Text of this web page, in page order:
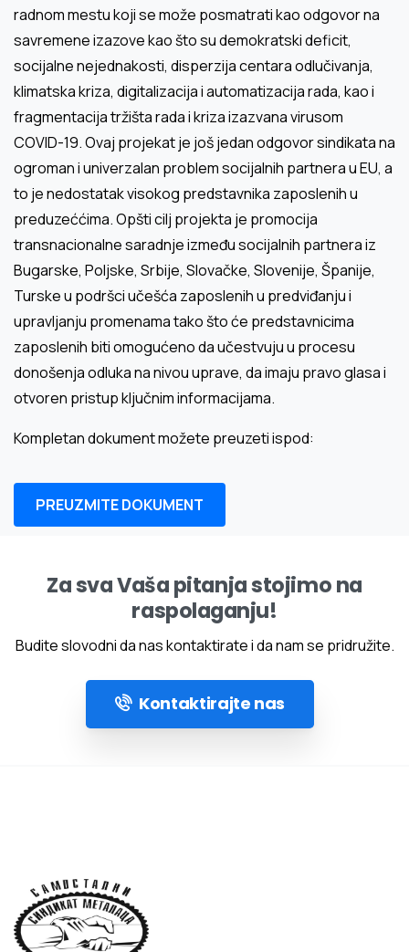
radnom mestu koji se može posmatrati kao odgovor na
savremene izazove kao što su demokratski deficit,
socijalne nejednakosti, disperzija centara odlučivanja,
klimatska kriza, digitalizacija i automatizacija rada, kao i
fragmentacija tržišta rada i kriza izazvana virusom
COVID-19. Ovaj projekat je još jedan odgovor sindikata na
ogroman i univerzalan problem socijalnih partnera u EU, a
to je nedostatak visokog predstavnika zaposlenih u
preduzeććima. Opšti cilj projekta je promocija
transnacionalne saradnje između socijalnih partnera iz
Bugarske, Poljske, Srbije, Slovačke, Slovenije, Španije,
Turske u podršci učešća zaposlenih u predviđanju i
upravljanju promenama tako što će predstavnicima
zaposlenih biti omogućeno da učestvuju u procesu
donošenja odluka na nivou uprave, da imaju pravo glasa i
otvoren pristup ključnim informacijama.
Kompletan dokument možete preuzeti ispod:
PREUZMITE DOKUMENT
Za sva Vaša pitanja stojimo na
raspolaganju!
Budite slovodni da nas kontaktirate i da nam se pridružite.
Kontaktirajte nas